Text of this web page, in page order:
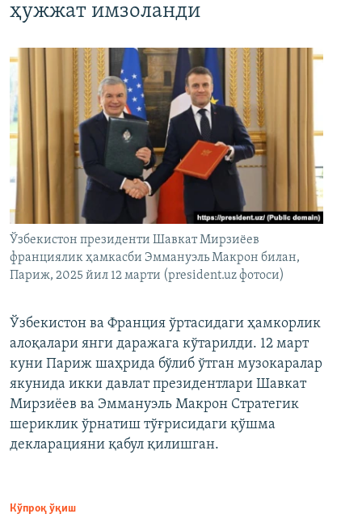
ҳужжат имзоланди
Ўзбекистон президенти Шавкат Мирзиёев
франциялик ҳамкасби Эммануэль Макрон билан,
Париж, 2025 йил 12 марти (president.uz фотоси)
Ўзбекистон ва Франция ўртасидаги ҳамкорлик
алоқалари янги даражага кўтарилди. 12 март
куни Париж шаҳрида бўлиб ўтган музокаралар
якунида икки давлат президентлари Шавкат
Мирзиёев ва Эммануэль Макрон Стратегик
шериклик ўрнатиш тўғрисидаги қўшма
декларацияни қабул қилишган.
Кўпроқ ўқиш